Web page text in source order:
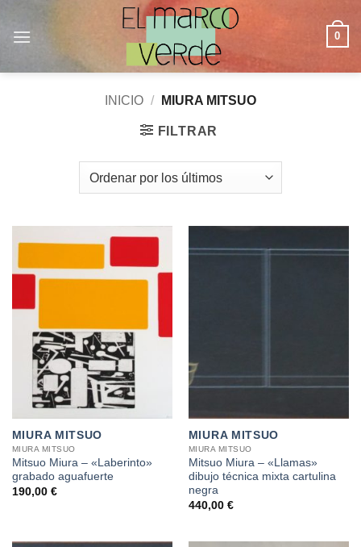
0
INICIO / MIURA MITSUO
FILTRAR
MIURA MITSUO
MIURA MITSUO
Mitsuo Miura – «Laberinto»
grabado aguafuerte
190,00 €
MIURA MITSUO
MIURA MITSUO
Mitsuo Miura – «Llamas»
dibujo técnica mixta cartulina
negra
440,00 €